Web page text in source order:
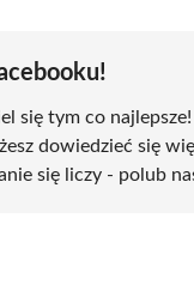
się tym co najlepsze!
dowiedzieć się
się liczy - polub